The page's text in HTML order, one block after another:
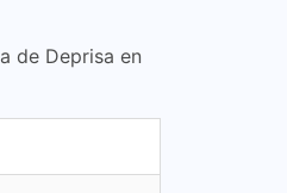
de Deprisa en